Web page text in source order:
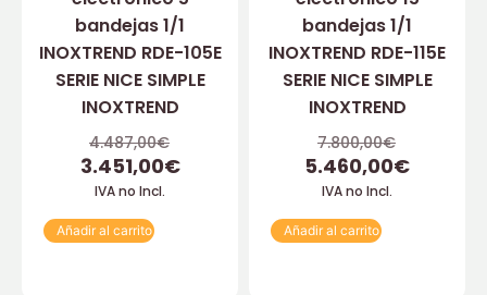
bandejas 1/1
INOXTREND RDE-105E
SERIE NICE SIMPLE
INOXTREND
4.487,00€
3.451,00€
IVA no Incl.
Añadir al carrito
bandejas 1/1
INOXTREND RDE-115E
SERIE NICE SIMPLE
INOXTREND
7.800,00€
5.460,00€
IVA no Incl.
Añadir al carrito